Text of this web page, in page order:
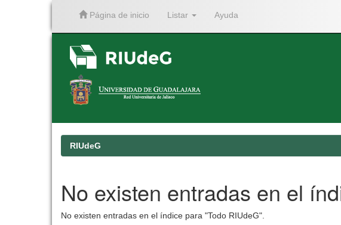
Página de inicio Listar Ayuda
RIUdeG
No existen entradas en el
No existen entradas en el índice para "Todo RIUdeG".